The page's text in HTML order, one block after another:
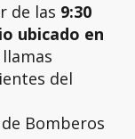
de las 9:30
ubicado en
llamas
del
Bomberos